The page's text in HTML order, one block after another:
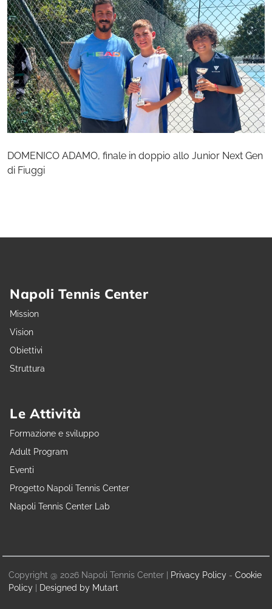
DOMENICO ADAMO, finale in doppio allo Junior Next Gen
di Fiuggi
Napoli Tennis Center
Mission
Vision
Obiettivi
Struttura
Le Attività
Formazione e sviluppo
Adult Program
Eventi
Progetto Napoli Tennis Center
Napoli Tennis Center Lab
Copyright @ 2026 Napoli Tennis Center | Privacy Policy - Cookie
Policy
Designed by Mutart